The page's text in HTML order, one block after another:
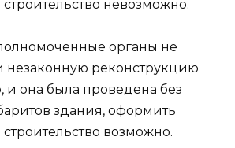
невозможно.
органы не
незаконную реконструкцию
и она была проведена без
здания, оформить
возможно.